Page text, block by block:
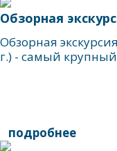
Обзорная
Обзорная
г.) - самый крупный
подробнее